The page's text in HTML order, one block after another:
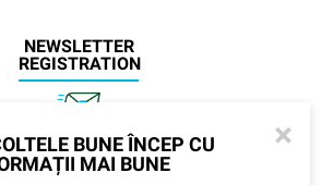
BUNE ÎNCEP CU
MAI BUNE
×
NEWSLETTER
REGISTRATION
NAVIGARE